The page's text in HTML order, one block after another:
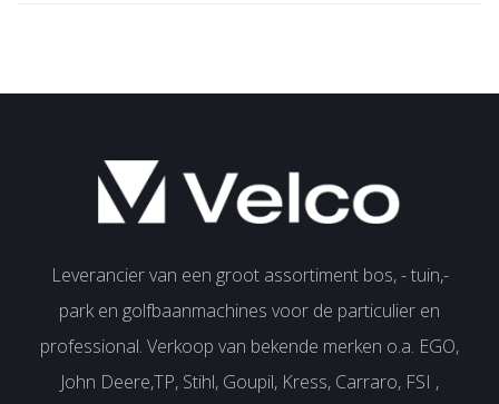
Leverancier van een groot assortiment bos, - tuin,-
park en golfbaanmachines voor de particulier en
professional. Verkoop van bekende merken o.a. EGO,
John Deere,TP, Stihl, Goupil, Kress, Carraro, FSI ,